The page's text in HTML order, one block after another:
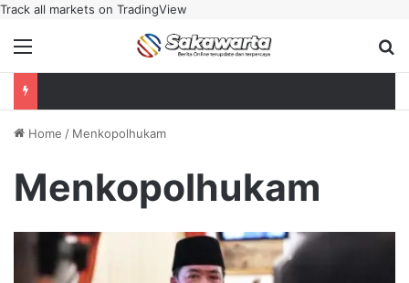
Track all markets on TradingView
Menu
Home / Menkopolhukam
Menkopolhukam